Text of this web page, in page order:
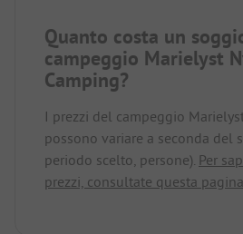
Quanto costa un
campeggio Marielyst
Camping?
I prezzi del campeggio
possono variare a seconda del
periodo scelto, persone). Per
prezzi, consultate questa